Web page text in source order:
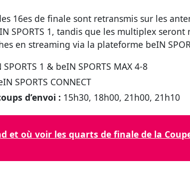
16es de finale sont retransmis sur les
SPORTS 1, tandis que les multiplex
en streaming via la plateforme beIN
SPORTS 1 & beIN SPORTS MAX 4-8
SPORTS CONNECT
d’envoi : 15h30, 18h00, 21h00, 21h10
et où voir les quarts de finale de la